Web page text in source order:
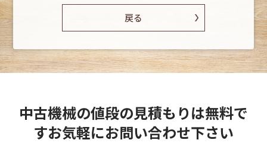
戻る
中古機械の値段の見積もりは無料で
すお気軽にお問い合わせ下さい